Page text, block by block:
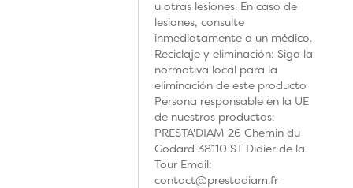
u otras lesiones. En caso de
lesiones, consulte
inmediatamente a un médico.
Reciclaje y eliminación: Siga la
normativa local para la
eliminación de este producto
Persona responsable en la UE
de nuestros productos:
PRESTA'DIAM 26 Chemin du
Godard 38110 ST Didier de la
Tour Email:
contact@prestadiam.fr